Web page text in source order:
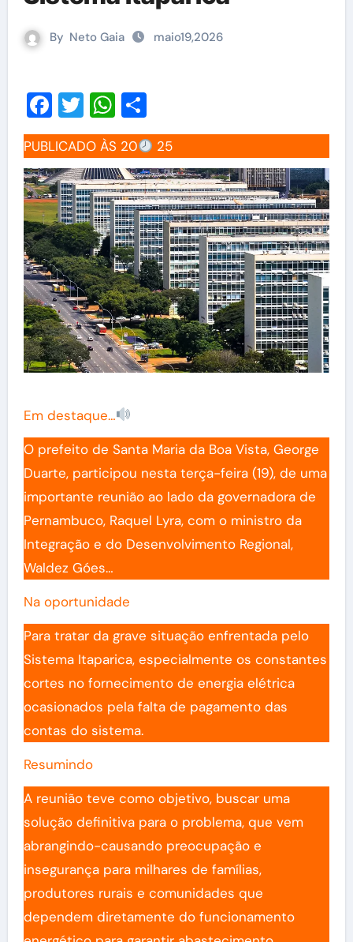
By Neto Gaia maio19,2026
Facebook
TwitterWhatsApp
Share
PUBLICADO ÀS 20 25
Em destaque…
O prefeito de Santa Maria da Boa Vista, George
Duarte, participou nesta terça-feira (19), de uma
importante reunião ao lado da governadora de
Pernambuco, Raquel Lyra, com o ministro da
Integração e do Desenvolvimento Regional,
Waldez Góes…
Na oportunidade
Para tratar da grave situação enfrentada pelo
Sistema Itaparica, especialmente os constantes
cortes no fornecimento de energia elétrica
ocasionados pela falta de pagamento das
contas do sistema.
Resumindo
A reunião teve como objetivo, buscar uma
solução definitiva para o problema, que vem
abrangindo-causando preocupação e
insegurança para milhares de famílias,
produtores rurais e comunidades que
dependem diretamente do funcionamento